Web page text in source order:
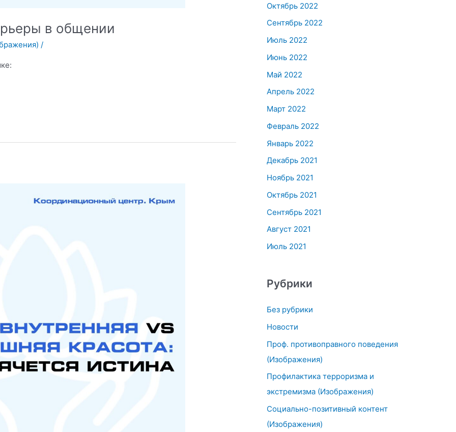
в общении
/
Октябрь 2022
Сентябрь 2022
Июль 2022
Июнь 2022
Май 2022
Апрель 2022
Март 2022
Февраль 2022
Январь 2022
Декабрь 2021
Ноябрь 2021
Октябрь 2021
Сентябрь 2021
Август 2021
Июль 2021
Рубрики
Без рубрики
Новости
Проф. противоправного поведения
(Изображения)
Профилактика терроризма и
экстремизма (Изображения)
Социально-позитивный контент
(Изображения)